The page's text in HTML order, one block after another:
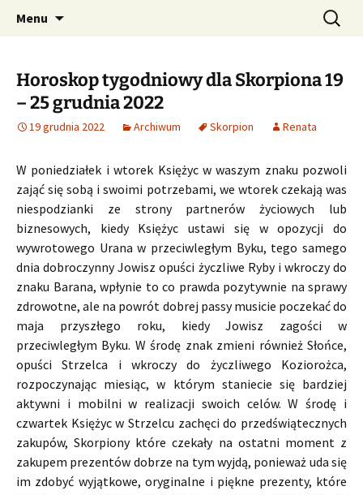
CzaroMarowy horoskop
dzienny, miesięczny i
tygodniowy
Profesjonalne przepowiednie astrologiczne
Menu Szukaj:
Horoskop tygodniowy dla Skorpiona 19
– 25 grudnia 2022
19 grudnia 2022 Archiwum Skorpion Renata
W poniedziałek i wtorek Księżyc w waszym znaku pozwoli
zająć się sobą i swoimi potrzebami, we wtorek czekają was
niespodzianki ze strony partnerów życiowych lub
biznesowych, kiedy Księżyc ustawi się w opozycji do
wywrotowego Urana w przeciwległym Byku, tego samego
dnia dobroczynny Jowisz opuści życzliwe Ryby i wkroczy do
znaku Barana, wpłynie to co prawda pozytywnie na sprawy
zdrowotne, ale na powrót dobrej passy musicie poczekać do
maja przyszłego roku, kiedy Jowisz zagości w
przeciwległym Byku. W środę znak zmieni również Słońce,
opuści Strzelca i wkroczy do życzliwego Koziorożca,
rozpoczynając miesiąc, w którym staniecie się bardziej
aktywni i mobilni w realizacji swoich celów. W środę i
czwartek Księżyc w Strzelcu zachęci do przedświątecznych
zakupów, Skorpiony które czekały na ostatni moment z
zakupem prezentów dobrze na tym wyjdą, ponieważ uda się
im zdobyć wyjątkowe, oryginalne i piękne prezenty, które